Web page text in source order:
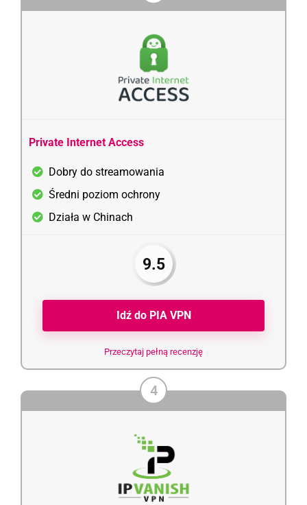
Private Internet Access
Dobry do streamowania
Średni poziom ochrony
Działa w Chinach
9.5
Idź do PIA VPN
Przeczytaj pełną recenzję
4